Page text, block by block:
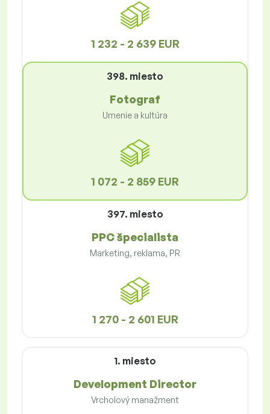
1 232 - 2 639 EUR
398. miesto
Fotograf
Umenie a kultúra
1 072 - 2 859 EUR
397. miesto
PPC špecialista
Marketing, reklama, PR
1 270 - 2 601 EUR
1. miesto
Development Director
Vrcholový manažment